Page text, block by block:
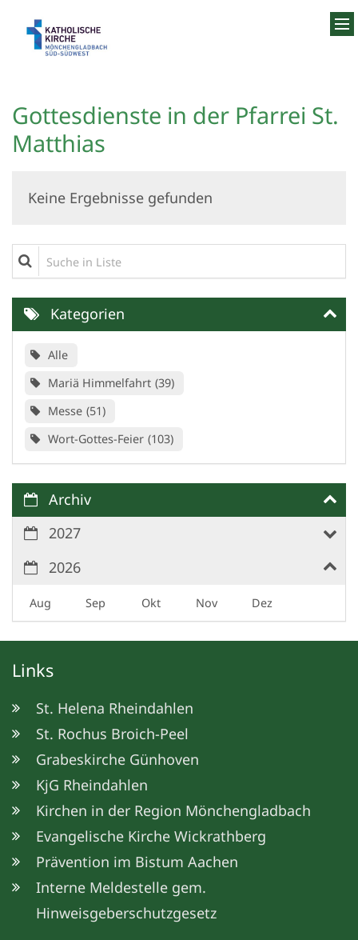
Gottesdienste in der Pfarrei St.
Matthias
Keine Ergebnisse gefunden
Suche in Liste
Kategorien
Alle
Mariä Himmelfahrt 39
Messe 51
Wort-Gottes-Feier 103
Archiv
2027
2026
Aug Sep Okt Nov Dez
Links
St. Helena Rheindahlen
St. Rochus Broich-Peel
Grabeskirche Günhoven
KjG Rheindahlen
Kirchen in der Region Mönchengladbach
Evangelische Kirche Wickrathberg
Prävention im Bistum Aachen
Interne Meldestelle gem.
Hinweisgeberschutzgesetz